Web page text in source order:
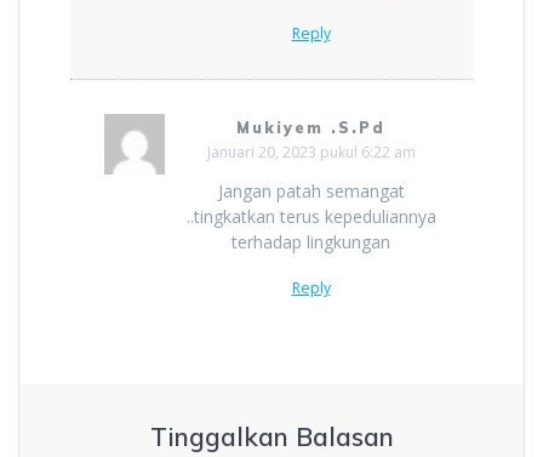
Reply
Mukiyem .S.Pd
Januari 20, 2023 pukul 6:22 am
Jangan patah semangat
..tingkatkan terus kepeduliannya
terhadap lingkungan
Reply
Tinggalkan Balasan